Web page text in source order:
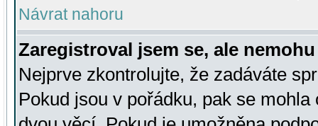
Návrat nahoru
Zaregistroval jsem se, ale
Nejprve zkontrolujte, že zadáváte
Pokud jsou v pořádku, pak se